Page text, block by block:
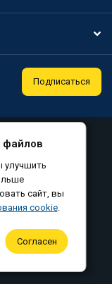
Подписаться
оферта
данных
cookie
файлов
улучшить
сайт, вы
cookie.
Согласен